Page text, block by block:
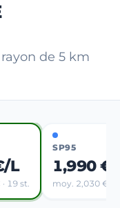
de 5 km
L
19 st.
SP95
1,990
moy. 2,030 € ·